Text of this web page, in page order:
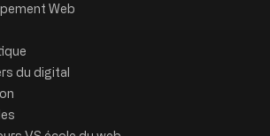
Web
du digital